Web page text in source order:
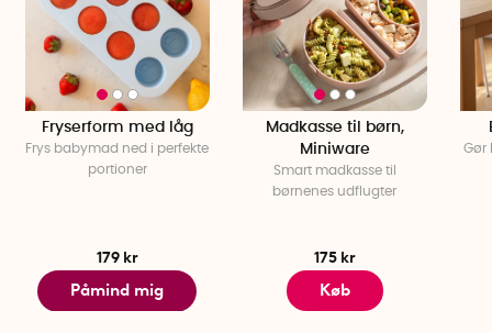
Fryserform med låg
Frys babymad ned i perfekte
portioner
179 kr
Påmind mig
Madkasse til børn,
Miniware
Smart madkasse til
børnenes udflugter
175 kr
Køb
Gør